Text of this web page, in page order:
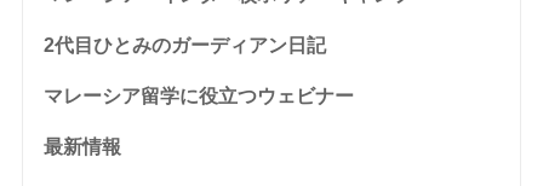
2代目ひとみのガーディアン日記
マレーシア留学に役立つウェビナー
最新情報